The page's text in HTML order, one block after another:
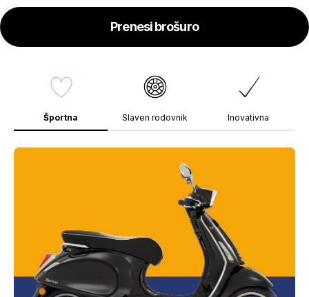
Prenesi brošuro
Športna Slaven rodovnik Inovativna